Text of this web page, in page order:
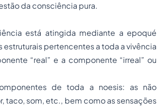
da consciência pura.
está atingida mediante a epoqué
pertencentes a toda a vivência
“real” e a componente “irreal” ou
de toda a noesis: as não
taco, som, etc., bem como as sensações